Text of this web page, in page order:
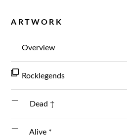
ARTWORK
Overview
Rocklegends
Dead †
Alive *